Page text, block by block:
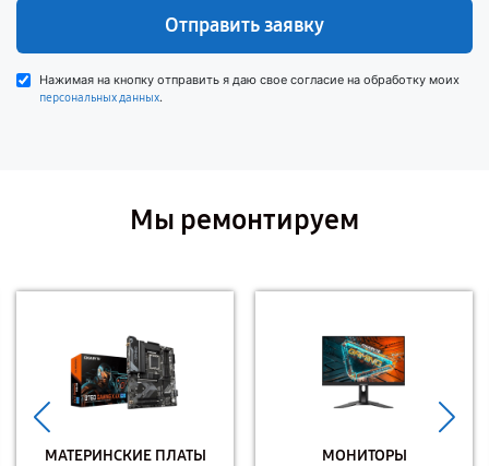
Отправить заявку
Нажимая на кнопку отправить я даю свое согласие на обработку моих
персональных данных.
Мы ремонтируем
МАТЕРИНСКИЕ ПЛАТЫ МОНИТОРЫ